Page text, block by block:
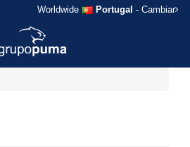
Worldwide Portugal - Cambiar